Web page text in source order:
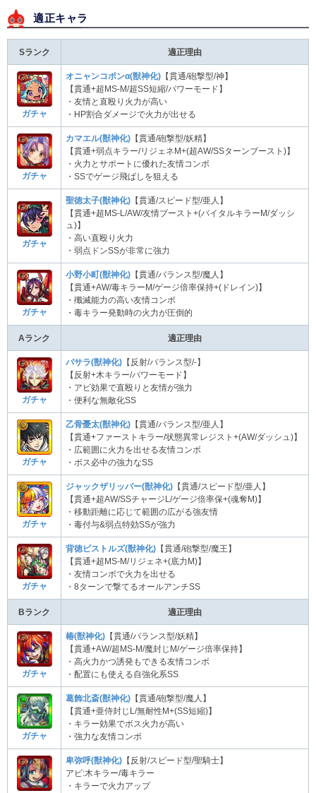
適正キャラ
Sランク 適正理由
ガチャ
オニャンコポンα(獣神化) 【貫通/砲撃型/神】
【貫通+超MS-M/超SS短縮/パワーモード】
・友情と直殴り火力が高い
・HP割合ダメージで火力が出せる
ガチャ
カマエル(獣神化) 【貫通/砲撃型/妖精】
【貫通+弱点キラー/リジェネM+(超AW/SSターンブースト)】
・火力とサポートに優れた友情コンボ
・SSでゲージ飛ばしを狙える
ガチャ
聖徳太子(獣神化) 【貫通/スピード型/亜人】
【貫通+超MS-L/AW/友情ブースト+(バイタルキラーM/ダッシ
ュ)】
・高い直殴り火力
・弱点ドンSSが非常に強力
ガチャ
小野小町(獣神化) 【貫通/バランス型/魔人】
【貫通+AW/毒キラーM/ゲージ倍率保持+(ドレイン)】
・殲滅能力の高い友情コンボ
・毒キラー発動時の火力が圧倒的
Aランク 適正理由
ガチャ
バサラ(獣神化) 【反射/バランス型/-】
【反射+木キラー/パワーモード】
・アビ効果で直殴りと友情が強力
・便利な無敵化SS
ガチャ
乙骨憂太(獣神化) 【貫通/バランス型/亜人】
【貫通+ファーストキラー/状態異常レジスト+(AW/ダッシュ)】
・広範囲に火力を出せる友情コンボ
・ボス必中の強力なSS
ガチャ
ジャックザリッパー(獣神化) 【貫通/スピード型/亜人】
【貫通+超AW/SSチャージL/ゲージ倍率保+(魂奪M)】
・移動距離に応じて範囲の広がる強友情
・毒付与&弱点特効SSが強力
ガチャ
背徳ピストルズ(獣神化) 【貫通/砲撃型/魔王】
【貫通+超MS-M/リジェネ+(底力M)】
・友情コンボで火力を出せる
・8ターンで撃てるオールアンチSS
Bランク 適正理由
ガチャ
椿(獣神化) 【貫通/バランス型/妖精】
【貫通+AW/超MS-M/魔封じM/ゲージ倍率保持】
・高火力かつ誘発もできる友情コンボ
・配置にも使える自強化系SS
ガチャ
葛飾北斎(獣神化) 【貫通/砲撃型/魔人】
【貫通+亜侍封じL/無耐性M+(SS短縮)】
・キラー効果でボス火力が高い
・強力な友情コンボ
卑弥呼(獣神化) 【反射/スピード型/聖騎士】
アビ:木キラー/毒キラー
・キラーで火力アップ